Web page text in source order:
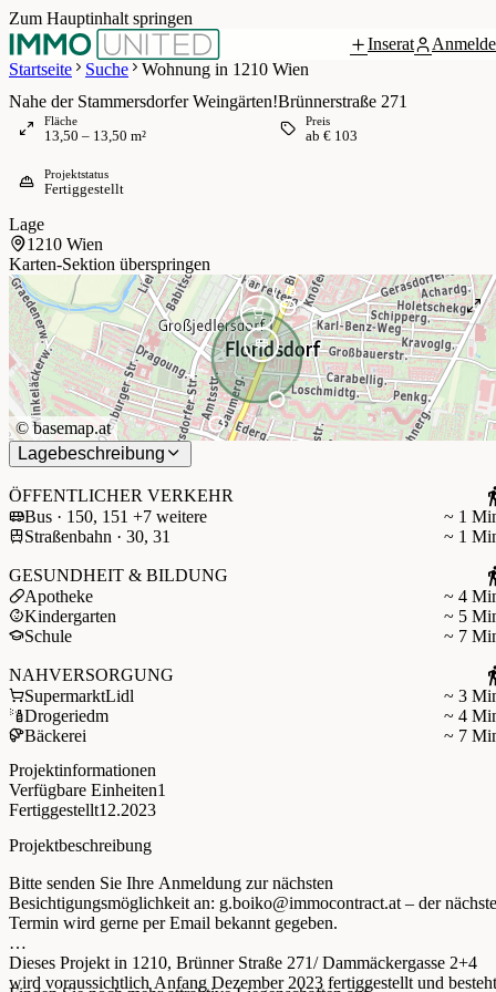
Zum Hauptinhalt springen
Inserat
Startseite
Suche Wohnung in 1210 Wien
Nahe der Stammersdorfer Weingärten!Brünnerstraße 271
Fläche
13,50 – 13,50 m²
Preis
ab € 103
Projektstatus
Fertiggestellt
Lage
1210 Wien
Karten-Sektion überspringen
©basemap.at
Lagebeschreibung
ÖFFENTLICHER VERKEHR
Bus · 150, 151 +7 weitere
~ 1
Straßenbahn · 30, 31
~ 1
GESUNDHEIT & BILDUNG
Apotheke
~ 4
Kindergarten
~ 5
Schule
~ 7
NAHVERSORGUNG
SupermarktLidl
~ 3
Drogeriedm
~ 4
Bäckerei
~ 7
Projektinformationen
Verfügbare Einheiten1
Fertiggestellt12.2023
Projektbeschreibung
Bitte senden Sie Ihre Anmeldung zur nächsten
Besichtigungsmöglichkeit an: g.boiko@immocontract.at – der nächste
Termin wird gerne per Email bekannt gegeben.
Dieses Projekt in 1210, Brünner Straße 271/ Dammäckergasse 2+4
wird voraussichtlich Anfang Dezember 2023 fertiggestellt und besteht